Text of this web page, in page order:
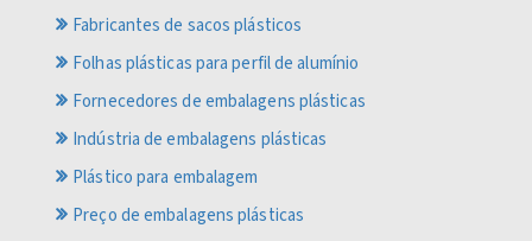
Fabricantes de sacos plásticos
Folhas plásticas para perfil de alumínio
Fornecedores de embalagens plásticas
Indústria de embalagens plásticas
Plástico para embalagem
Preço de embalagens plásticas